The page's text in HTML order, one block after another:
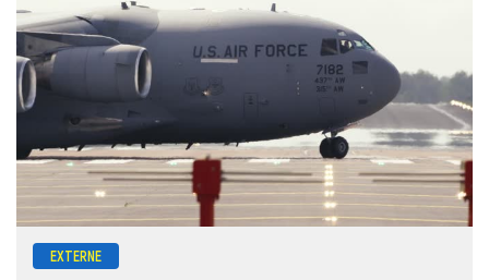
EXTERNE